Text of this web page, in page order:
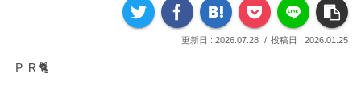
2026.07.28 2026.01.25
ＰＲ🐈